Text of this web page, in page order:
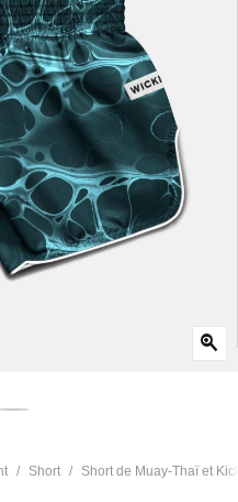
zoom_in
Short Short de Muay-Thaï et